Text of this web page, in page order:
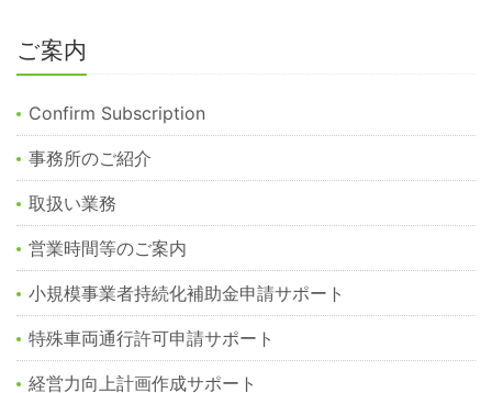
ご案内
Confirm Subscription
事務所のご紹介
取扱い業務
営業時間等のご案内
小規模事業者持続化補助金申請サポート
特殊車両通行許可申請サポート
経営力向上計画作成サポート